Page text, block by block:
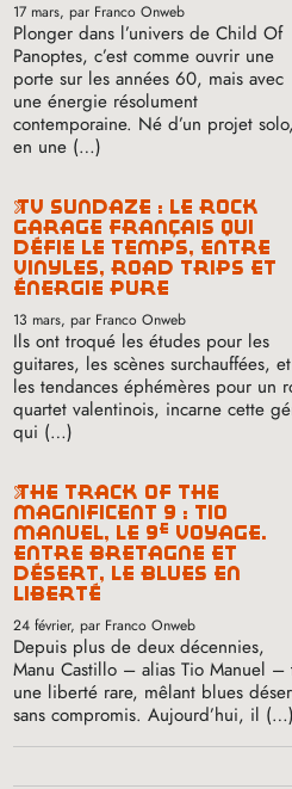
17 mars, par Franco Onweb
Plonger dans l’univers de Child Of
Panoptes, c’est comme ouvrir une
porte sur les années 60, mais avec
une énergie résolument
contemporaine. Né d’un projet
en une (…)
tv sundaze : le rock
garage français qui
défie le temps, entre
vinyles, road trips et
énergie pure
13 mars, par Franco Onweb
Ils ont troqué les études pour les
guitares, les scènes surchauffées, et
les tendances éphémères pour un
quartet valentinois, incarne cette
qui (…)
the track of the
magnificent 9 : tio
manuel, le 9e voyage.
entre bretagne et
désert, le blues en
liberté
24 février, par Franco Onweb
Depuis plus de deux décennies,
Manu Castillo – alias Tio Manuel –
une liberté rare, mêlant blues
sans compromis. Aujourd’hui, il (…)